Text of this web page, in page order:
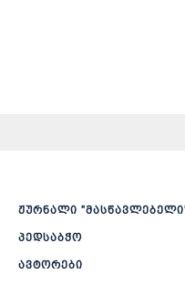
ჟურნალი
პედსაბჭო
ავტორები